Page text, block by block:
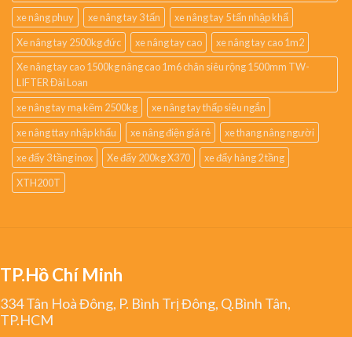
xe nâng phuy
xe nâng tay 3 tấn
xe nâng tay 5 tấn nhập khẩ
Xe nâng tay 2500kg đức
xe nâng tay cao
xe nâng tay cao 1m2
Xe nâng tay cao 1500kg nâng cao 1m6 chân siêu rộng 1500mm TW-
LIFTER Đài Loan
xe nâng tay mạ kẽm 2500kg
xe nâng tay thấp siêu ngắn
xe nâng ttay nhập khẩu
xe nâng điện giá rẻ
xe thang nâng người
xe đẩy 3 tầng inox
Xe đẩy 200kg X370
xe đẩy hàng 2 tầng
XTH200T
TP.Hồ Chí Minh
334 Tân Hoà Đông, P. Bình Trị Đông, Q.Bình Tân,
TP.HCM